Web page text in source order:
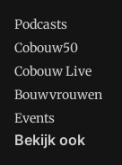
Podcasts
Cobouw50
Cobouw Live
Bouwvrouwen
Events
Bekijk ook